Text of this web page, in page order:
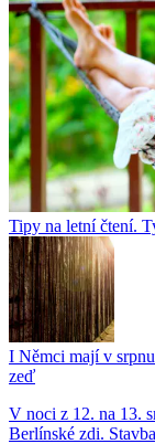
Tipy na letní čtení.
I Němci mají v
zeď
V noci z 12. na 13.
Berlínské zdi.